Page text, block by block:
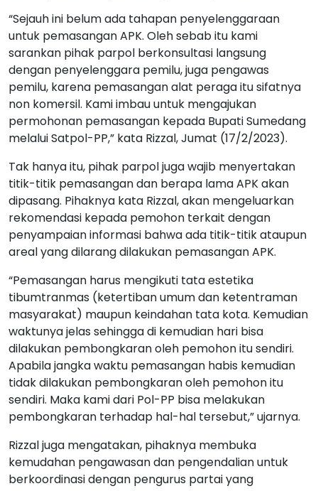
“Sejauh ini belum ada tahapan penyelenggaraan
untuk pemasangan APK. Oleh sebab itu kami
sarankan pihak parpol berkonsultasi langsung
dengan penyelenggara pemilu, juga pengawas
pemilu, karena pemasangan alat peraga itu sifatnya
non komersil. Kami imbau untuk mengajukan
permohonan pemasangan kepada Bupati Sumedang
melalui Satpol-PP,” kata Rizzal, Jumat (17/2/2023).
Tak hanya itu, pihak parpol juga wajib menyertakan
titik-titik pemasangan dan berapa lama APK akan
dipasang. Pihaknya kata Rizzal, akan mengeluarkan
rekomendasi kepada pemohon terkait dengan
penyampaian informasi bahwa ada titik-titik ataupun
areal yang dilarang dilakukan pemasangan APK.
“Pemasangan harus mengikuti tata estetika
tibumtranmas (ketertiban umum dan ketentraman
masyarakat) maupun keindahan tata kota. Kemudian
waktunya jelas sehingga di kemudian hari bisa
dilakukan pembongkaran oleh pemohon itu sendiri.
Apabila jangka waktu pemasangan habis kemudian
tidak dilakukan pembongkaran oleh pemohon itu
sendiri. Maka kami dari Pol-PP bisa melakukan
pembongkaran terhadap hal-hal tersebut,” ujarnya.
Rizzal juga mengatakan, pihaknya membuka
kemudahan pengawasan dan pengendalian untuk
berkoordinasi dengan pengurus partai yang